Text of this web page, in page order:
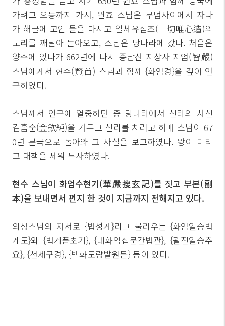
가려고 요동까지 가서, 원효 스님은 무덤사이에서 자다
가 해골에 고인 물을 마시고 일체유심조(一切唯心造)의
도리를 깨달아 돌아오고, 스님은 당나라에 갔다. 처음은
양주에 있다가 662년에 다시 종남산 지상사 지엄(智嚴)
스님에게서 현수(賢首) 스님과 함께 {화엄경}을 깊이 연
구하였다.
스님께서 연구에 열중하던 중 당나라에서 신라의 사신
김흠순(金欽純)을 가두고 신라를 치려고 하매 스님이 67
0년 본국으로 돌아와 그 사실을 보고하였다. 왕이 미리
그 대책을 세워 무사하였다.
현수 스님이 화엄수현기(華嚴搜玄記)를 짓고 부본(副
本)을 보내면서 편지 한 것이 지금까지 전해지고 있다.
의상스님의 저서로 {법성게}라고 불리우는 {화엄일승법
계도}와 {법계품초기}, {대화엄십문간법관}, {괄진일승추
요}, {천세구경}, {백화도량발원문} 등이 있다.